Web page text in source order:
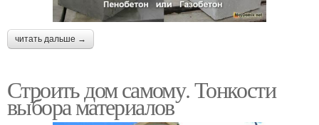
читать дальше →
Строить дом самому. Тонкости
выбора материалов